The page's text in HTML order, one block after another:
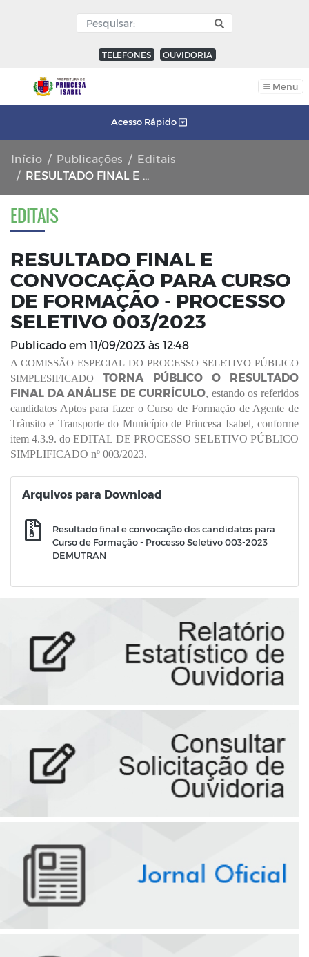
TELEFONES OUVIDORIA
Menu
Acesso Rápido
Início Publicações
Editais
RESULTADO FINAL E CONVOCAÇÃO PARA CURSO DE FORMAÇÃO - PROCESSO SELETIVO 003/2023
EDITAIS
RESULTADO FINAL E
CONVOCAÇÃO PARA CURSO
DE FORMAÇÃO - PROCESSO
SELETIVO 003/2023
Publicado em 11/09/2023 às 12:48
A COMISSÃO ESPECIAL DO PROCESSO SELETIVO PÚBLICO
SIMPLESIFICADO
TORNA PÚBLICO O RESULTADO
FINAL DA ANÁLISE DE CURRÍCULO, estando os referidos
candidatos Aptos para fazer o Curso de Formação de Agente de
Trânsito e Transporte do Município de Princesa Isabel, conforme
item 4.3.9. do EDITAL DE PROCESSO SELETIVO PÚBLICO
SIMPLIFICADO nº 003/2023.
Arquivos para Download
Resultado final e convocação dos candidatos para
Curso de Formação - Processo Seletivo 003-2023
DEMUTRAN